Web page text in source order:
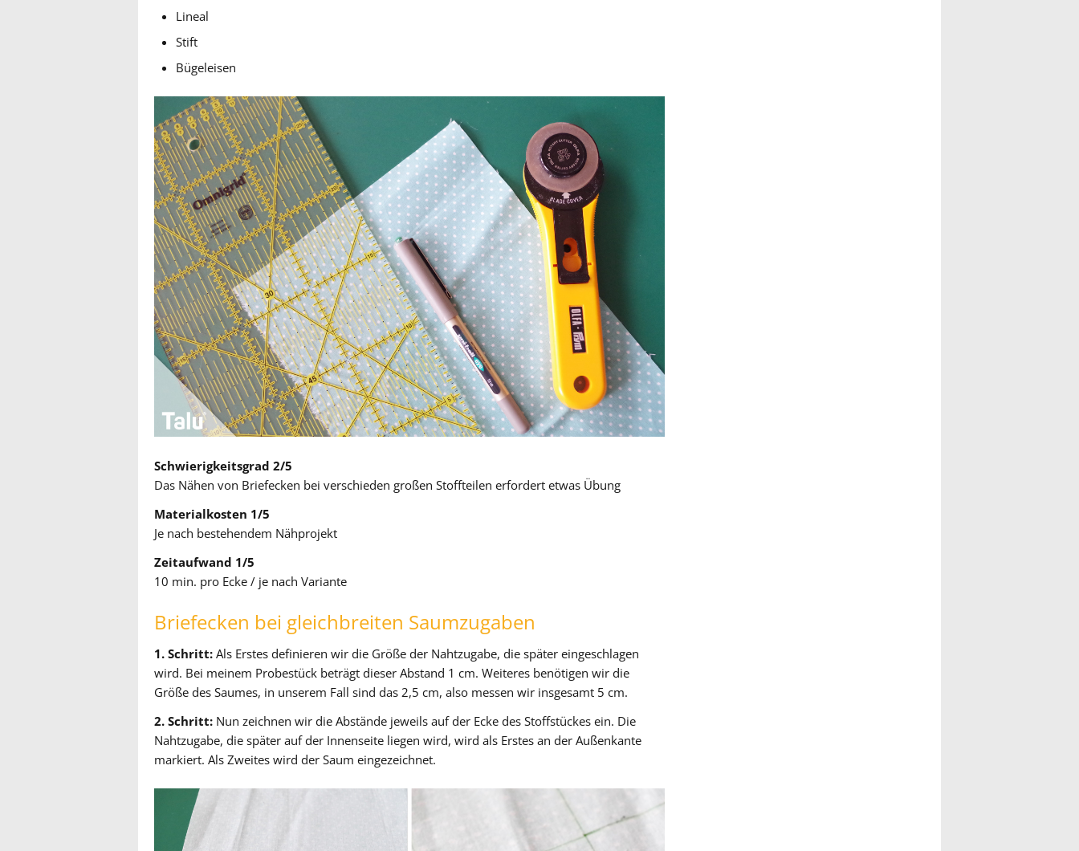
Lineal
Stift
Bügeleisen
Schwierigkeitsgrad 2/5
Das Nähen von Briefecken bei verschieden großen Stoffteilen erfordert etwas Übung
Materialkosten 1/5
Je nach bestehendem Nähprojekt
Zeitaufwand 1/5
10 min. pro Ecke / je nach Variante
Briefecken bei gleichbreiten Saumzugaben
1. Schritt: Als Erstes definieren wir die Größe der Nahtzugabe, die später eingeschlagen
wird. Bei meinem Probestück beträgt dieser Abstand 1 cm. Weiteres benötigen wir die
Größe des Saumes, in unserem Fall sind das 2,5 cm, also messen wir insgesamt 5 cm.
2. Schritt: Nun zeichnen wir die Abstände jeweils auf der Ecke des Stoffstückes ein. Die
Nahtzugabe, die später auf der Innenseite liegen wird, wird als Erstes an der Außenkante
markiert. Als Zweites wird der Saum eingezeichnet.